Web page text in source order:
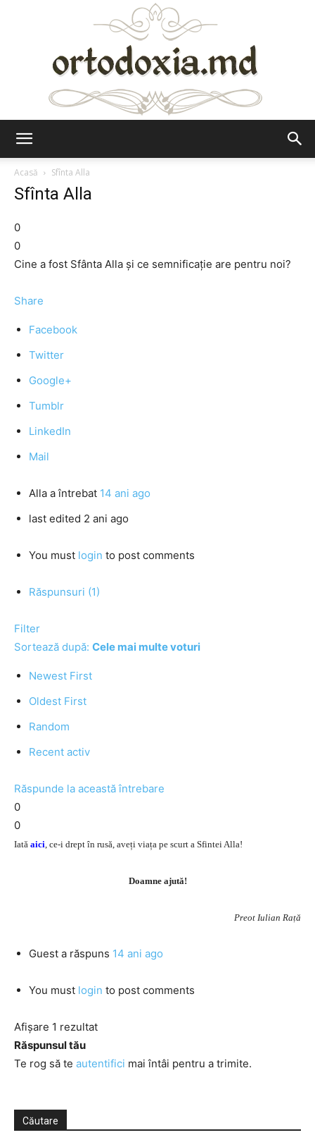
Acasă
Sfînta Alla
Sfînta Alla
0
0
Cine a fost Sfânta Alla şi ce semnificaţie are pentru noi?
Share
Facebook
Twitter
Google+
Tumblr
LinkedIn
Mail
Alla a întrebat 14 ani ago
last edited 2 ani ago
You must login to post comments
Răspunsuri (1)
Filter
Sortează după: Cele mai multe voturi
Newest First
Oldest First
Random
Recent activ
Răspunde la această întrebare
0
0
Iată aici, ce-i drept în rusă, aveți viața pe scurt a Sfintei Alla!
Doamne ajută!
Preot Iulian Rață
Guest a răspuns 14 ani ago
You must login to post comments
Afișare 1 rezultat
Răspunsul tău
Te rog să te autentifici mai întâi pentru a trimite.
Căutare